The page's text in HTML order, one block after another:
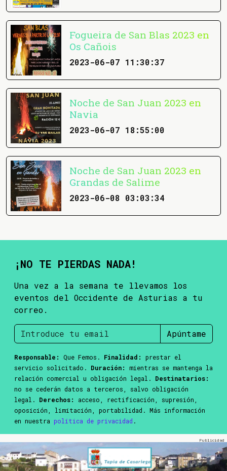
Fogueira de San Blas 2023 en
Os Cañois
2023-06-07 11:30:37
Noche de San Juan 2023 en
Navia
2023-06-07 18:55:00
Noche de San Juan 2023 en
Grandas de Salime
2023-06-08 03:03:34
¡NO TE PIERDAS NADA!
Una vez a la semana te llevamos los
eventos del Occidente de Asturias a tu
correo.
Apúntame
Responsable: Que Femos. Finalidad:
prestar el
servicio solicitado. Duración:
mientras se mantenga la
relación comercial u obligación legal. Destinatarios:
no se cederán datos a terceros, salvo obligación
legal. Derechos:
acceso, rectificación, supresión,
oposición, limitación, portabilidad. Más información
en nuestra política de privacidad .